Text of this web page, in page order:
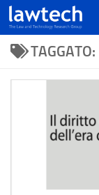
TAGGATO: